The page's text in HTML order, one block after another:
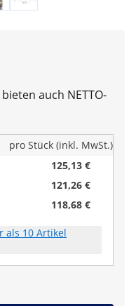
auch NETTO-
pro Stück (inkl. MwSt.)
125,13 €
121,26 €
118,68 €
als 10 Artikel